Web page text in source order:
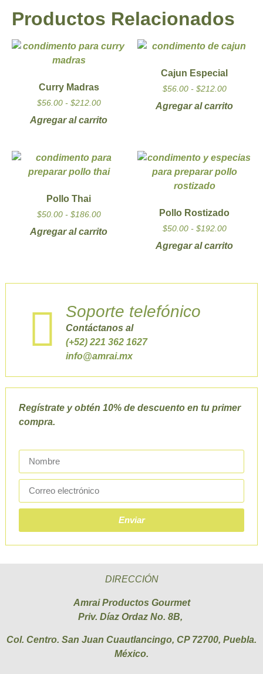
Productos Relacionados
Curry Madras
$56.00 - $212.00
Agregar al carrito
Cajun Especial
$56.00 - $212.00
Agregar al carrito
Pollo Thai
$50.00 - $186.00
Agregar al carrito
Pollo Rostizado
$50.00 - $192.00
Agregar al carrito
Soporte telefónico
Contáctanos al
(+52) 221 362 1627
info@amrai.mx
Regístrate y obtén 10% de descuento en tu primer
compra.
Enviar
DIRECCIÓN
Amrai Productos Gourmet
Priv. Díaz Ordaz No. 8B,
Col. Centro. San Juan Cuautlancingo, CP 72700, Puebla.
México.